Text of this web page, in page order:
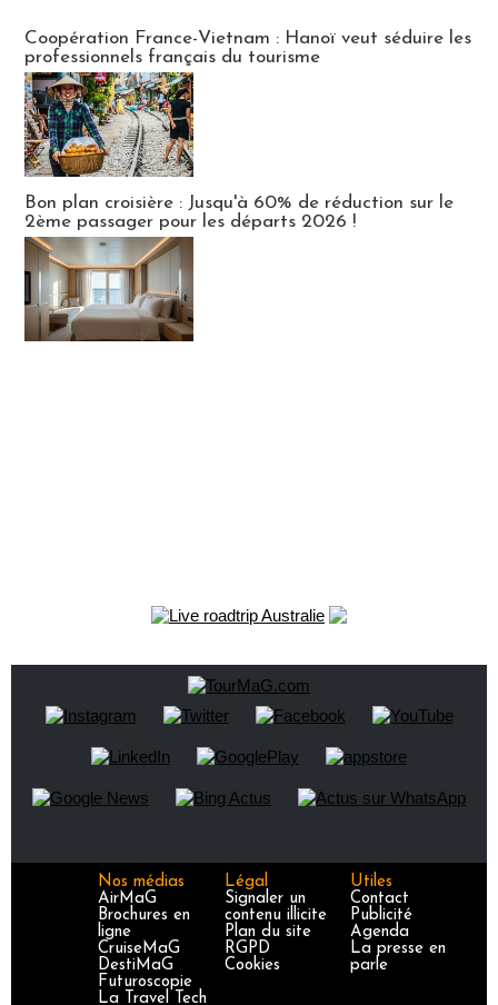
Coopération France-Vietnam : Hanoï veut séduire les
professionnels français du tourisme
Bon plan croisière : Jusqu'à 60% de réduction sur le
2ème passager pour les départs 2026 !
Nos médias
AirMaG
Brochures en
ligne
CruiseMaG
DestiMaG
Futuroscopie
La Travel Tech
Légal
Signaler un
contenu illicite
Plan du site
RGPD
Cookies
Utiles
Contact
Publicité
Agenda
La presse en
parle